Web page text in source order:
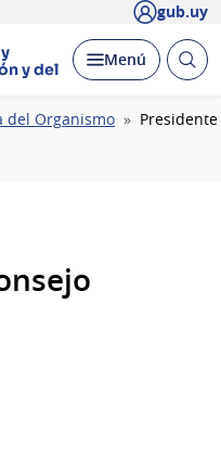
gub.uy
y del
Desplegar
Menú Abrir
del Organismo